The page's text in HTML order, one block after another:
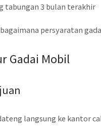
tabungan 3 bulan terakhir
persyaratan
Gadai Mobil
langsung ke kantor